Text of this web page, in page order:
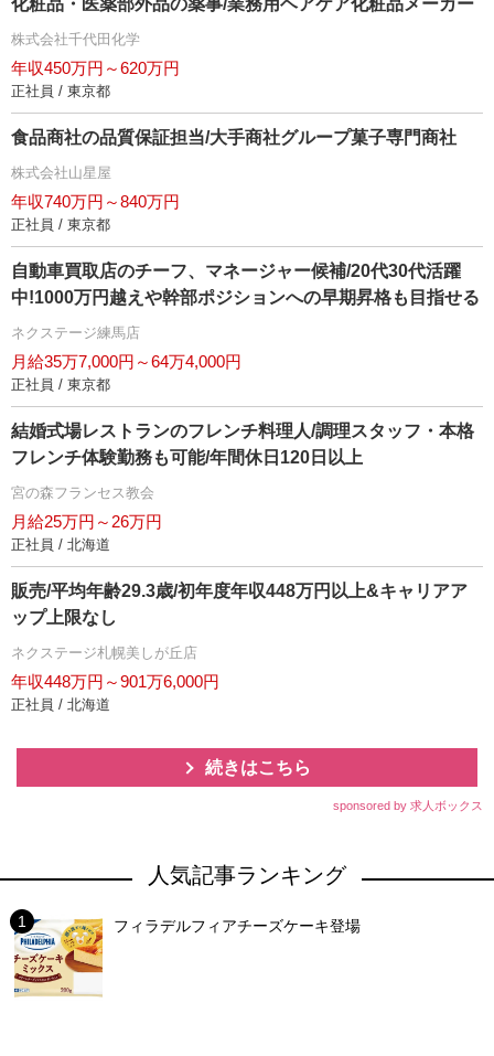
株式会社千代田化学
年収450万円～620万円
正社員 / 東京都
食品商社の品質保証担当/大手商社グループ菓子専門商社
株式会社山星屋
年収740万円～840万円
正社員 / 東京都
自動車買取店のチーフ、マネージャー候補/20代30代活躍
中!1000万円越えや幹部ポジションへの早期昇格も目指せる
ネクステージ練馬店
月給35万7,000円～64万4,000円
正社員 / 東京都
結婚式場レストランのフレンチ料理人/調理スタッフ・本格
フレンチ体験勤務も可能/年間休日120日以上
宮の森フランセス教会
月給25万円～26万円
正社員 / 北海道
販売/平均年齢29.3歳/初年度年収448万円以上&キャリアア
ップ上限なし
ネクステージ札幌美しが丘店
年収448万円～901万6,000円
正社員 / 北海道
続きはこちら
sponsored by 求人ボックス
人気記事ランキング
フィラデルフィアチーズケーキ登場